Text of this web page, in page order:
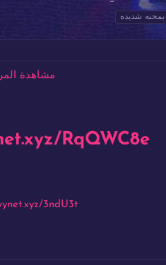
شديده
مشاهدة المرفق
RqQWC8e
3ndU3t